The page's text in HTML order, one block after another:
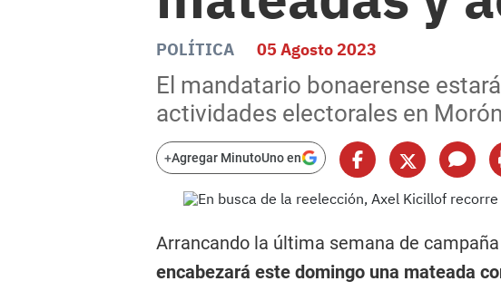
POLÍTICA 05 Agosto 2023
El mandatario bonaerense
actividades electorales en
+Agregar MinutoUno en
Arrancando la última semana de
encabezará este domingo una mateada